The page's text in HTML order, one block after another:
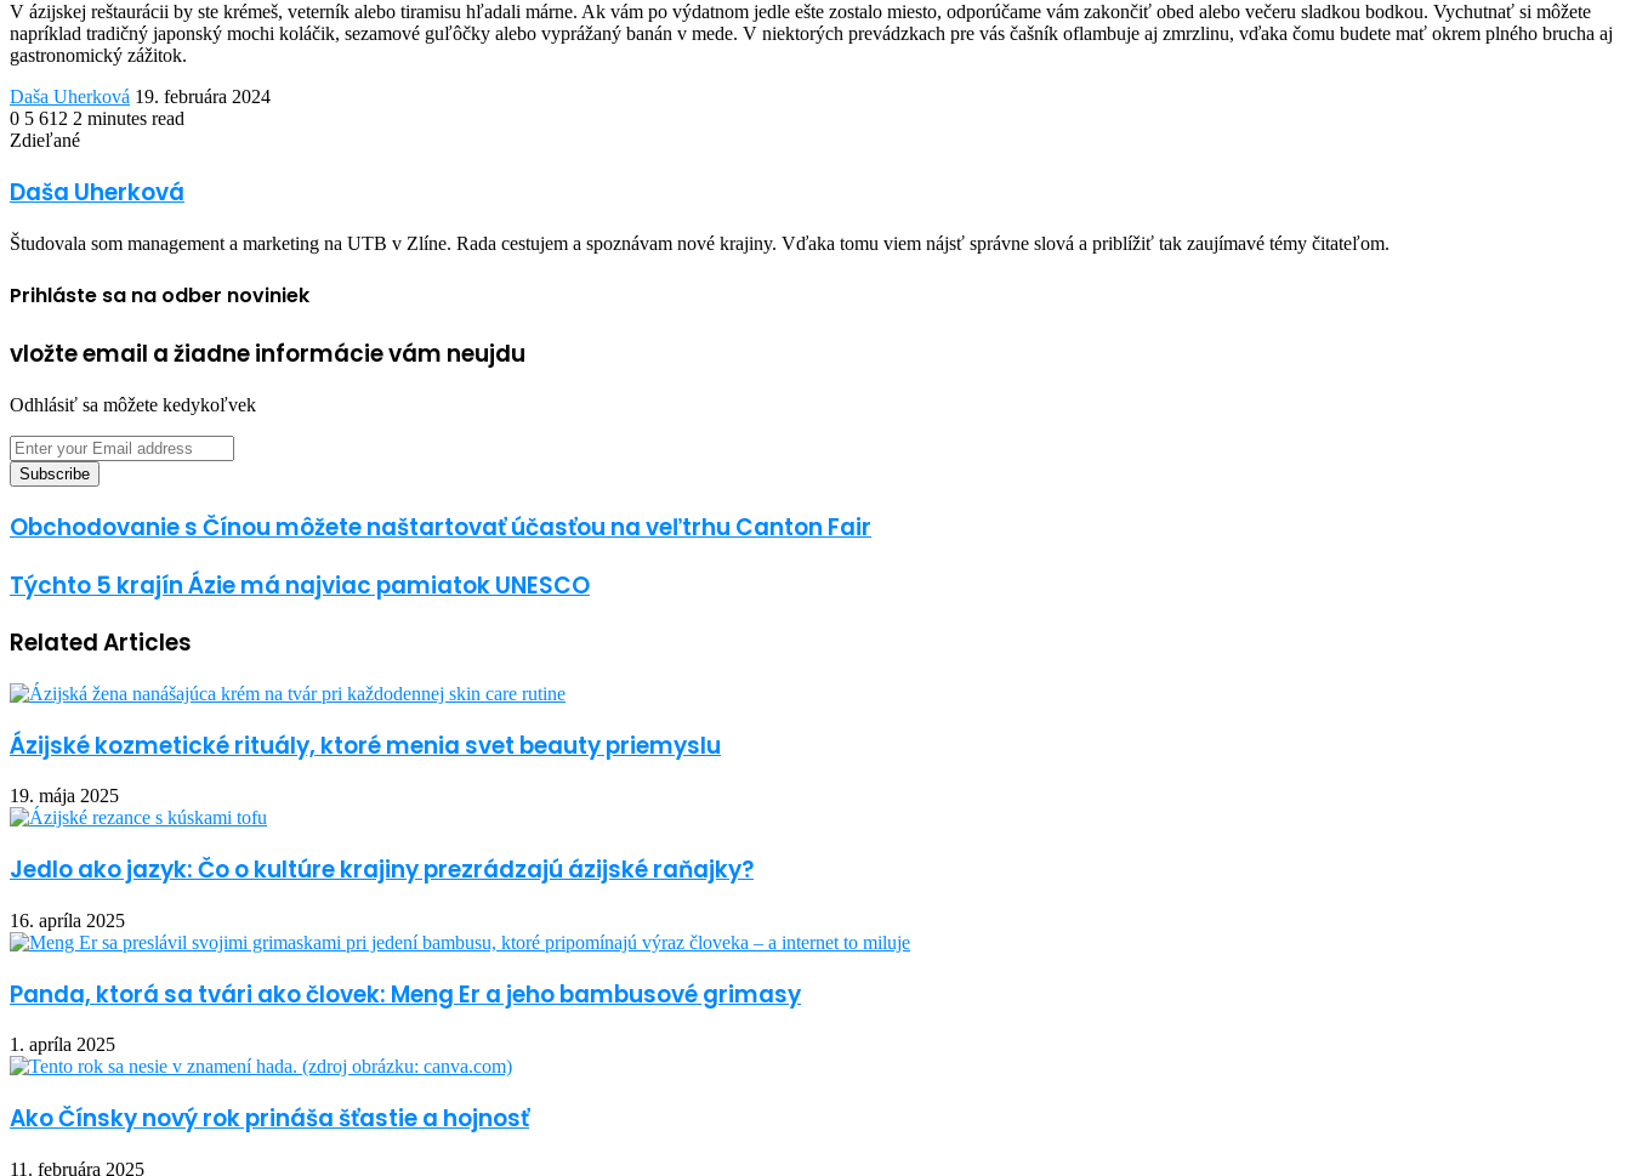
V ázijskej reštaurácii by ste krémeš, veterník alebo tiramisu hľadali márne. Ak vám po výdatnom jedle ešte zostalo miesto, odporúčame vám zakončiť obed alebo večeru sladkou bodkou. Vychutnať si môžete
napríklad tradičný japonský mochi koláčik, sezamové guľôčky alebo vyprážaný banán v mede. V niektorých prevádzkach pre vás čašník oflambuje aj zmrzlinu, vďaka čomu budete mať okrem plného brucha aj
gastronomický zážitok.
Daša Uherková Send
an
19. februára 2024
0 5 612 2 minutes read
Facebook
Twitter
LinkedIn
Share
Email
Print
Zdieľané
via
Email
Daša Uherková
Študovala som management a marketing na UTB v Zlíne. Rada cestujem a spoznávam nové krajiny. Vďaka tomu viem nájsť správne slová a priblížiť tak zaujímavé témy čitateľom.
Prihláste sa na odber noviniek
vložte email a žiadne informácie vám neujdu
Odhlásiť sa môžete kedykoľvek
Enter
your
Email
Obchodovanie s Čínou môžete naštartovať účasťou na veľtrhu Canton Fair
Týchto 5 krajín Ázie má najviac pamiatok UNESCO
Related Articles
Ázijské kozmetické rituály, ktoré menia svet beauty priemyslu
19. mája 2025
Jedlo ako jazyk: Čo o kultúre krajiny prezrádzajú ázijské raňajky?
16. apríla 2025
Panda, ktorá sa tvári ako človek: Meng Er a jeho bambusové grimasy
1. apríla 2025
Ako Čínsky nový rok prináša šťastie a hojnosť
11. februára 2025